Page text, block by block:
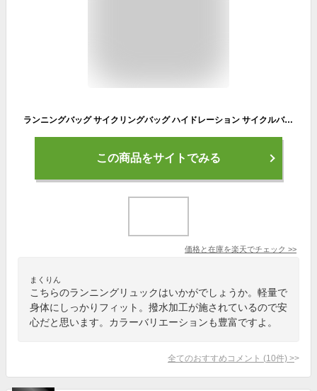
ランニングバッグ サイクリングバッグ ハイドレーション サイクルバッグ 軽量 ジョギング トレラン 超軽量 ユニセックス バッグ メンズ レディース バックパック リュック アウトドア マラソン 大容量 カジュアル 給水ポケット付き 撥水加工 旅行 登山 aaa
この商品をサイトでみる
価格と在庫を楽天でチェック >>
まくりん
こちらのランニングリュックはいかがでしょうか。軽量で
身体にしっかりフィット。撥水加工が施されているので安
心だと思います。カラーバリエーションも豊富ですよ。
全てのおすすめコメント (10件) >